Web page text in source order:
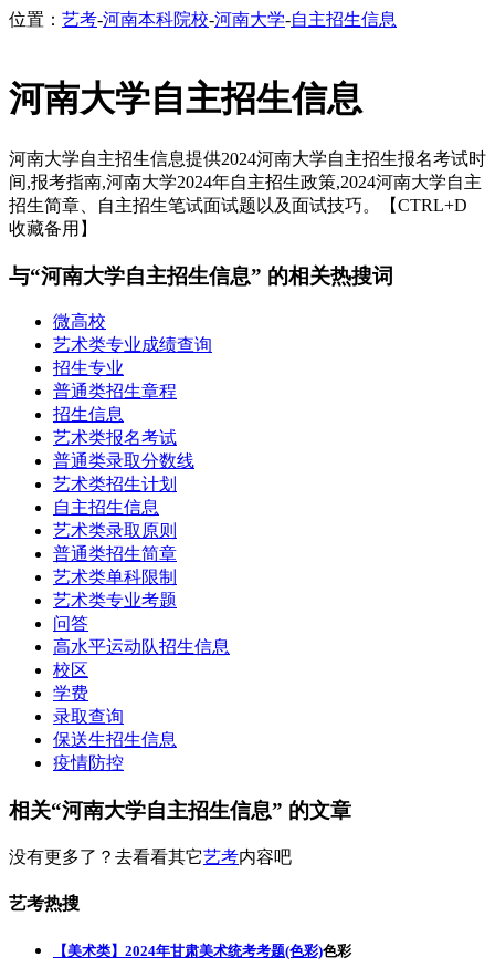
位置： 艺考-河南本科院校-河南大学-自主招生信息
河南大学自主招生信息
河南大学自主招生信息提供2024河南大学自主招生报名考试时
间,报考指南,河南大学2024年自主招生政策,2024河南大学自主
招生简章、自主招生笔试面试题以及面试技巧。【CTRL+D
收藏备用】
与“河南大学自主招生信息” 的相关热搜词
微高校
艺术类专业成绩查询
招生专业
普通类招生章程
招生信息
艺术类报名考试
普通类录取分数线
艺术类招生计划
自主招生信息
艺术类录取原则
普通类招生简章
艺术类单科限制
艺术类专业考题
问答
高水平运动队招生信息
校区
学费
录取查询
保送生招生信息
疫情防控
相关“河南大学自主招生信息” 的文章
没有更多了？去看看其它艺考内容吧
艺考热搜
【美术类】2024年甘肃美术统考考题(色彩)色彩